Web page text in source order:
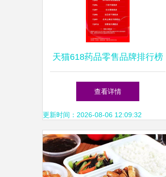
天猫618药品零售品牌排行榜
揭晓，这些品牌火出圈！
查看详情
更新时间：2026-08-06 12:09:32